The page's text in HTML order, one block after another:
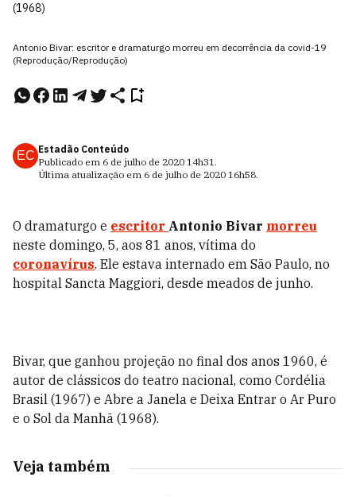
(1968)
Antonio Bivar: escritor e dramaturgo morreu em decorrência da covid-19
(Reprodução/Reprodução)
EC Estadão Conteúdo
Publicado em 6 de julho de 2020 14h31.
Última atualização em 6 de julho de 2020 16h58.
O dramaturgo e escritor Antonio Bivar morreu
neste domingo, 5, aos 81 anos, vítima do
coronavírus. Ele estava internado em São Paulo, no
hospital Sancta Maggiori, desde meados de junho.
Bivar, que ganhou projeção no final dos anos 1960, é
autor de clássicos do teatro nacional, como Cordélia
Brasil (1967) e Abre a Janela e Deixa Entrar o Ar Puro
e o Sol da Manhã (1968).
Veja também